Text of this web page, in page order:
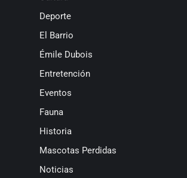
Deporte
El Barrio
Émile Dubois
Entretención
Eventos
Fauna
Historia
Mascotas Perdidas
Noticias